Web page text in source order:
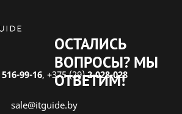
516-99-16, +375 (29)2-028-028
sale@itguide.by
ОСТАЛИСЬ
ВОПРОСЫ? МЫ
ОТВЕТИМ!